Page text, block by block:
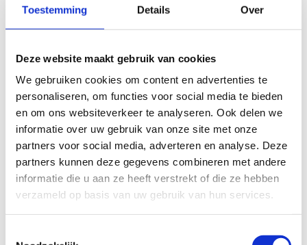
Toestemming Details Over
Deze website maakt gebruik van cookies
We gebruiken cookies om content en advertenties te
personaliseren, om functies voor social media te bieden
en om ons websiteverkeer te analyseren. Ook delen we
informatie over uw gebruik van onze site met onze
partners voor social media, adverteren en analyse. Deze
partners kunnen deze gegevens combineren met andere
informatie die u aan ze heeft verstrekt of die ze hebben
verzameld op basis van uw gebruik van hun services.
Gerhagen starten drie lussen. De groene en de blauwe lus
schotelen de loper een traject van 4,3 kilometer voor, en de
lussen combineren. Op de parking staat een omkleedhut voor
de sporters en in de omgeving is er een trimparcours.
Startplaatsen
Tessenderlo